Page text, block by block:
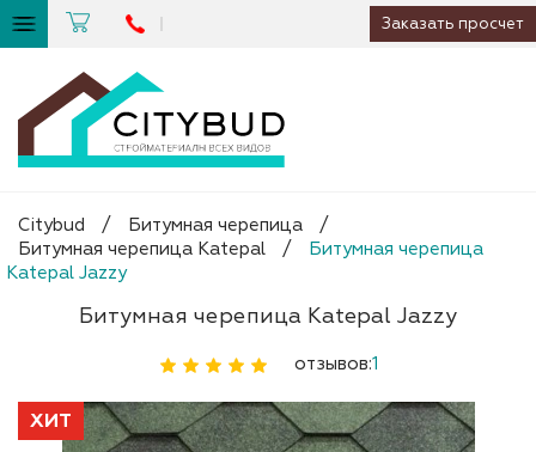
Заказать просчет
Citybud / Битумная черепица
/
Битумная черепица Katepal
/
Битумная черепица
Katepal Jazzy
Битумная черепица Katepal Jazzy
отзывов:1
ХИТ